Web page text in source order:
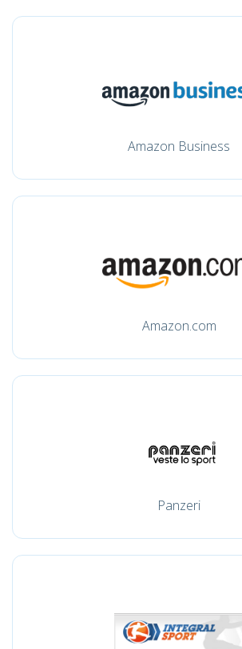
Amazon Business
Amazon.com
Panzeri